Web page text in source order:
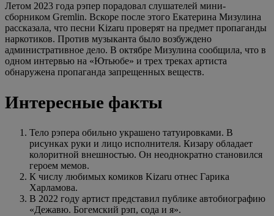
Летом 2023 года рэпер порадовал слушателей мини-
сборником Gremlin. Вскоре после этого Екатерина Мизулина
рассказала, что песни Kizaru проверят на предмет пропаганды
наркотиков. Против музыканта было возбуждено
административное дело. В октябре Мизулина сообщила, что в
одном интервью на «Ютьюбе» и трех треках артиста
обнаружена пропаганда запрещенных веществ.
Интересные факты
Тело рэпера обильно украшено татуировками. В
рисунках руки и лицо исполнителя. Кизару обладает
колоритной внешностью. Он неоднократно становился
героем мемов.
К числу любимых комиков Kizaru отнес Гарика
Харламова.
В 2022 году артист представил публике автобиографию
«Дежавю. Богемский рэп, сода и я».